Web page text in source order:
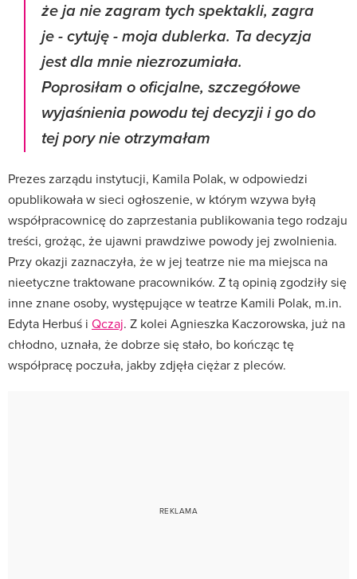
że ja nie zagram tych spektakli, zagra
je - cytuję - moja dublerka. Ta decyzja
jest dla mnie niezrozumiała.
Poprosiłam o oficjalne, szczegółowe
wyjaśnienia powodu tej decyzji i go do
tej pory nie otrzymałam
Prezes zarządu instytucji, Kamila Polak, w odpowiedzi
opublikowała w sieci ogłoszenie, w którym wzywa byłą
współpracownicę do zaprzestania publikowania tego rodzaju
treści, grożąc, że ujawni prawdziwe powody jej zwolnienia.
Przy okazji zaznaczyła, że w jej teatrze nie ma miejsca na
nieetyczne traktowane pracowników. Z tą opinią zgodziły się
inne znane osoby, występujące w teatrze Kamili Polak, m.in.
Edyta Herbuś i Qczaj. Z kolei Agnieszka Kaczorowska, już na
chłodno, uznała, że dobrze się stało, bo kończąc tę
współpracę poczuła, jakby zdjęła ciężar z pleców.